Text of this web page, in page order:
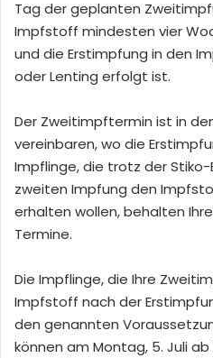
Tag der geplanten
Impfstoff mindesten vier
und die Erstimpfung in den
oder Lenting erfolgt ist.
Der Zweitimpftermin ist in
vereinbaren, wo die
Impflinge, die trotz der
zweiten Impfung den
erhalten wollen, behalten
Termine.
Die Impflinge, die Ihre
Impfstoff nach der
den genannten
können am Montag, 5. Juli ab